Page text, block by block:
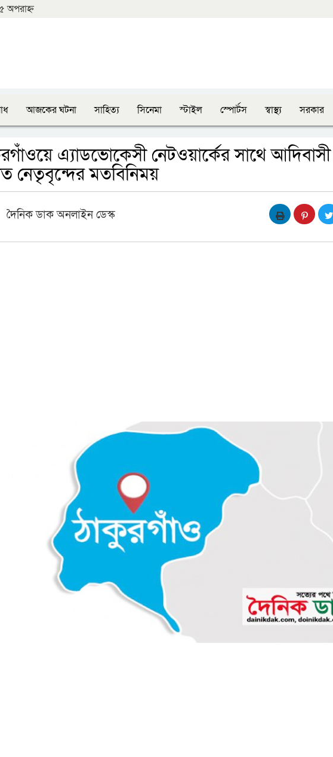
অপরাহ্ন
আজকের ঘটনা সাহিত্য সিনেমা স্টাইল স্পোর্টস স্বাস্থ্য সরকার
এ্যাডভোকেসী নেটওয়ার্কের সাথে
নেতৃবৃন্দের মতবিনিময়
দৈনিক ডাক অনলাইন ডেস্ক